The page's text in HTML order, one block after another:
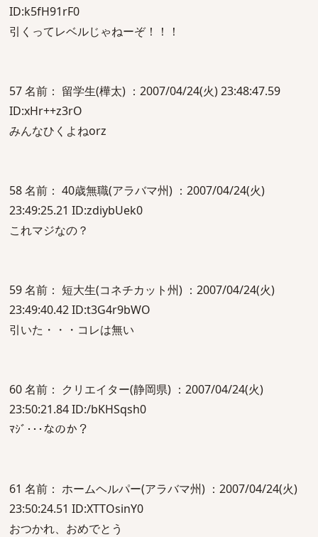
ID:k5fH91rF0
引くってレベルじゃねーぞ！！！
57 名前： 留学生(樺太) ：2007/04/24(火) 23:48:47.59
ID:xHr++z3rO
みんなひくよねorz
58 名前： 40歳無職(アラバマ州) ：2007/04/24(火)
23:49:25.21 ID:zdiybUek0
これマジなの？
59 名前： 短大生(コネチカット州) ：2007/04/24(火)
23:49:40.42 ID:t3G4r9bWO
引いた・・・コレは無い
60 名前： クリエイター(静岡県) ：2007/04/24(火)
23:50:21.84 ID:/bKHSqsh0
ﾏｼﾞ･･･なのか？
61 名前： ホームヘルパー(アラバマ州) ：2007/04/24(火)
23:50:24.51 ID:XTTOsinY0
おつかれ、おめでとう